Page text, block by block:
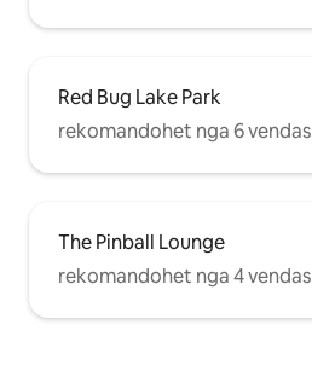
Red Bug Lake Park
rekomandohet nga 6 vendas
The Pinball Lounge
rekomandohet nga 4 vendas